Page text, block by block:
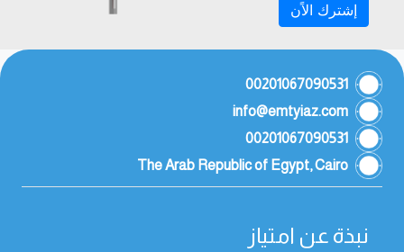
إشترك الاًن
00201067090531
info@emtyiaz.com
00201067090531
The Arab Republic of Egypt, Cairo
نبذة عن امتياز